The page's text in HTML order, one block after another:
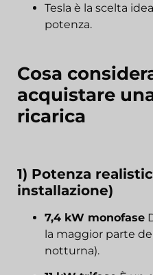
Tesla è la scelta
potenza.
Cosa
acquistare
ricarica
1) Potenza
installazione)
7,4 kW monofase
la maggior parte
notturna).